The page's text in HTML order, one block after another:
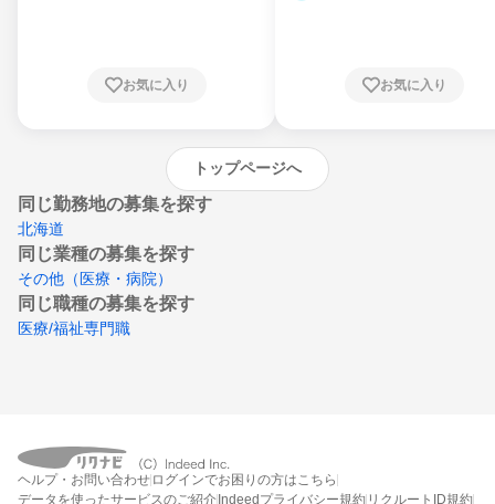
崎県、熊本県、大分県、宮崎県、鹿児島県、
お気に入り お気に入り
トップページへ
同じ勤務地の募集を探す
北海道
同じ業種の募集を探す
その他（医療・病院）
同じ職種の募集を探す
医療/福祉専門職
ヘルプ・お問い合わせ ログインでお困りの方はこちら
データを使ったサービスのご紹介Indeedプライバシー規約 リクルートID規約